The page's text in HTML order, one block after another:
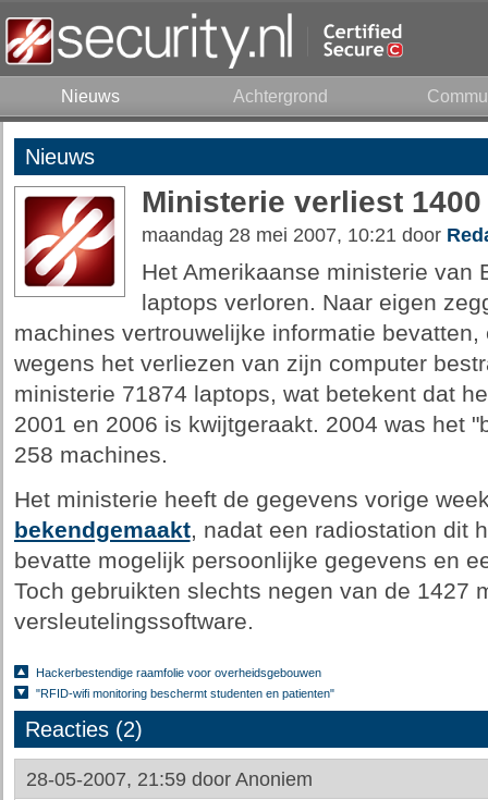
Nieuws Achtergrond
Nieuws
Ministerie verliest
maandag 28 mei 2007, 10:21 door
Het Amerikaanse ministerie van
laptops verloren. Naar eigen
machines vertrouwelijke informatie
wegens het verliezen van zijn computer
ministerie 71874 laptops, wat betekent dat
2001 en 2006 is kwijtgeraakt. 2004 was het
258 machines.
Het ministerie heeft de gegevens vorige
bekendgemaakt, nadat een radiostation dit
bevatte mogelijk persoonlijke gegevens en
Toch gebruikten slechts negen van de 1427
versleutelingssoftware.
Hackerbestendige raamfolie voor overheidsgebouwen
"RFID-wifi monitoring beschermt studenten en patienten"
Reacties (2)
28-05-2007, 21:59 door Anoniem